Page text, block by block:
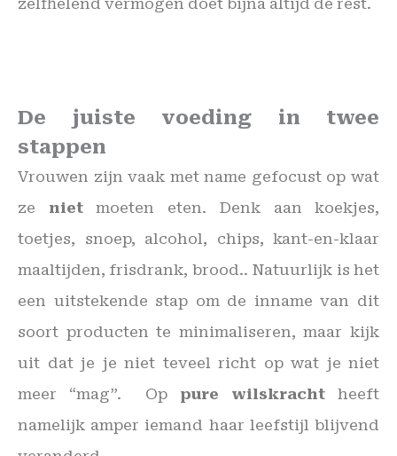
De juiste voeding in twee
stappen
Vrouwen zijn vaak met name gefocust op wat
ze nietmoeten eten. Denk aan koekjes,
toetjes, snoep, alcohol, chips, kant-en-klaar
maaltijden, frisdrank, brood.. Natuurlijk is het
een uitstekende stap om de inname van dit
soort producten te minimaliseren, maar kijk
uit dat je je niet teveel richt op wat je niet
meer “mag”. Op pure wilskracht heeft
namelijk amper iemand haar leefstijl blijvend